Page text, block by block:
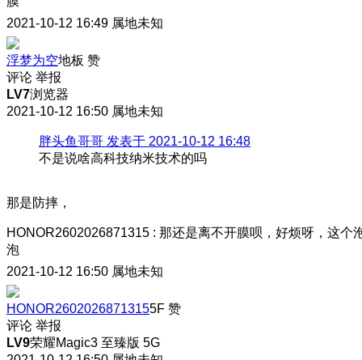
2021-10-12 16:49 属地未知
浮梦为空地板 赞
评论 举报
LV7浏览器
2021-10-12 16:50 属地未知
胖头鱼哥哥 发表于 2021-10-12 16:48
不是说啥高科技纳米技术的吗
那是防摔，
HONOR2602026871315 : 那还是离不开膜呗，好烦呀，这个
泡
2021-10-12 16:50 属地未知
HONOR26020268713155F 赞
评论 举报
LV9荣耀Magic3 至臻版 5G